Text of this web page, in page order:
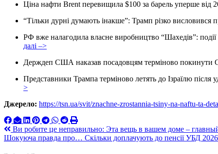
Ціна нафти Brent перевищила $100 за барель уперше від
“Тільки дурні думають інакше”: Трамп різко
РФ вже налагодила власне виробництво “Шахедів”:
далі –>
Держдеп США наказав посадовцям терміново
Представники Трампа терміново летять до Ізраїлю
>
Джерело: https://tsn.ua/svit/znachne-zrostannia-tsiny-na-naftu-ta-
Навигация
по
Ви робите це неправильно: Эта вещь в вашем доме –
Шокуюча правда про… Скільки доплачують до пенсії УБД